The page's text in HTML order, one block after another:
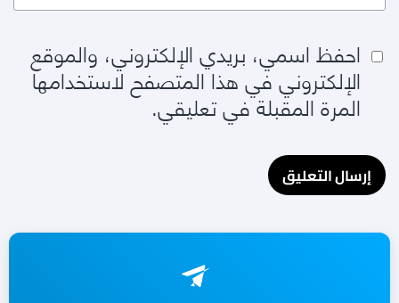
احفظ اسمي، بريدي الإلكتروني، والموقع
الإلكتروني في هذا المتصفح لاستخدامها
المرة المقبلة في تعليقي.